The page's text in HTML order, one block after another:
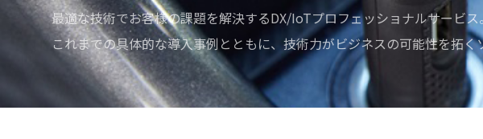
最適な技術でお客様の課題を解決するDX/IoTプロフェッショナルサービス。
これまでの具体的な導入事例とともに、技術力がビジネスの可能性を拓く